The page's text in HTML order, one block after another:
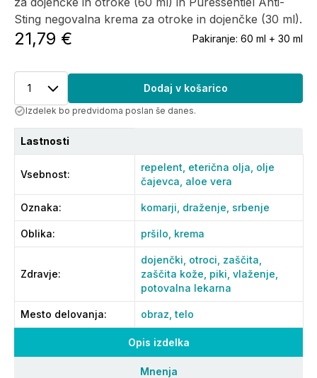
Opis izdelka
Mnenja
Sting negovalna krema za otroke in dojenčke (30 ml).
21,79 € Pakiranje: 60 ml + 30 ml
1 Dodaj v košarico
Izdelek bo predvidoma poslan še danes.
Lastnosti
Vsebnost:
repelent, eterična olja, olje
čajevca, aloe vera
Oznaka: komarji, draženje, srbenje
Oblika: pršilo, krema
Zdravje:
dojenčki, otroci, zaščita,
zaščita kože, piki, vlaženje,
potovalna lekarna
Mesto delovanja: obraz,telo